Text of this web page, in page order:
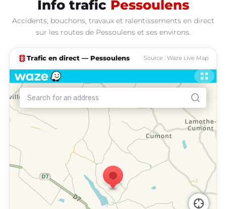
Info trafic Pessoulens
Accidents, bouchons, travaux et ralentissements en direct
sur les routes de Pessoulens et ses environs.
traffic Trafic en direct — Pessoulens Source : Waze Live Map